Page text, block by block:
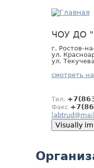
ЧОУ ДО
г. Ростов-
ул.
ул.
смотреть
Тел.
Факс
Back
to